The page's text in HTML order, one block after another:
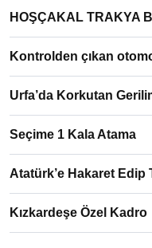
HOŞÇAKAL TRAKYA
Kontrolden çıkan
Urfa’da Korkutan
Seçime 1 Kala Atama
Atatürk’e Hakaret Edip
Kızkardeşe Özel Kadro